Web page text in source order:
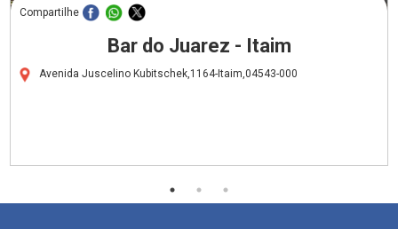
Compartilhe
Bar do Juarez - Itaim
Avenida Juscelino Kubitschek,1164-Itaim,04543-000